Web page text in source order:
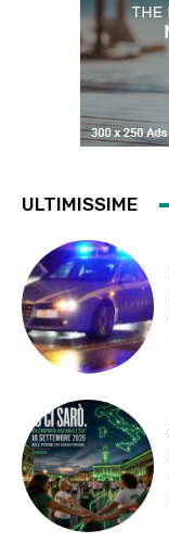
ULTIMISSIME